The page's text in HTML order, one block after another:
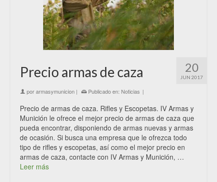
20
JUN 2017
Precio armas de caza
porarmasymunicion | Publicado en: Noticias |
Precio de armas de caza. Rifles y Escopetas. IV Armas y
Munición le ofrece el mejor precio de armas de caza que
pueda encontrar, disponiendo de armas nuevas y armas
de ocasión. Si busca una empresa que le ofrezca todo
tipo de rifles y escopetas, así como el mejor precio en
armas de caza, contacte con IV Armas y Munición, …
Leer más